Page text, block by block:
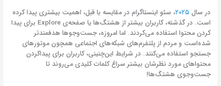
در سال ۲۰۲۵، سئو اینستاگرام در مقایسه با قبل، اهمیت بیشتری پیدا کرده
است. در گذشته، کاربران بیشتر از هشتگ‌ها یا صفحه‌ی Explore برای پیدا
کردن محتوا استفاده می‌کردند. اما امروزه، جست‌وجوها هدفمندتر
شده‌است و مردم از پلتفرم‌های شبکه‌های اجتماعی همچون موتورهای
جستجو استفاده می‌کنند. در شرایط این‌چنینی، کاربران برای پیداکردن
محتواهای مورد نظرشان بیشتر سراغ کلمات کلیدی می‌روند تا
جست‌وجوی هشتگ‌ها!